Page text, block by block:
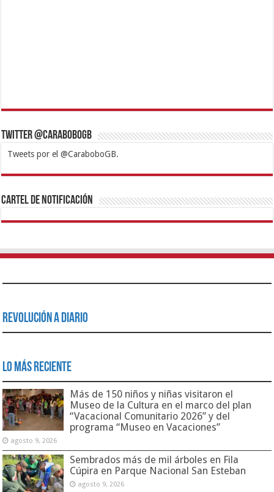
Twitter @CaraboboGB
Tweets por el @CaraboboGB.
1xbetBetturkeyBetistKralbetSupertotobetTipobetMatadorbetMariobet
https://mvbcasino.com/
Cartel de Notificación
Revolución a Diario
Lo Más Reciente
Más de 150 niños y niñas visitaron el
Museo de la Cultura en el marco del plan
“Vacacional Comunitario 2026” y del
programa “Museo en Vacaciones”
agosto 9, 2026
Sembrados más de mil árboles en Fila
Cúpira en Parque Nacional San Esteban
agosto 9, 2026